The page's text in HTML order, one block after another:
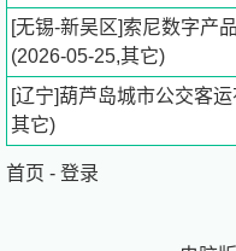
大连双龙泵业集团有限公
领域：制造业
规模：500-1000人
地址：大连市旅顺口区卓
投递简历：
[无锡-新吴区]索尼数字产
(2026-05-25,其它)
[辽宁]葫芦岛城市公交客
其它)
首页 - 登录